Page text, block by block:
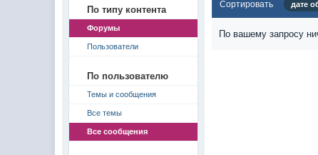
По типу контента
Форумы
Пользователи
По пользователю
Темы и сообщения
Все темы
Все сообщения
Сортировать дате
По вашему запросу